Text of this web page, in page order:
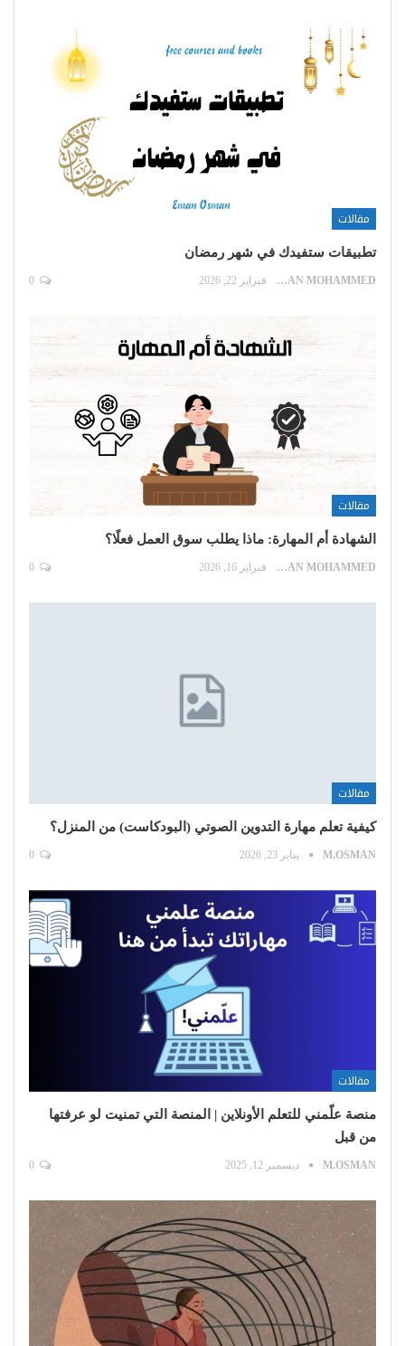
مقالات
تطبيقات ستفيدك في شهر رمضان
EMAN MOHAMMED فبراير 22, 2026
مقالات
الشهادة أم المهارة: ماذا يطلب سوق العمل فعلًا؟
EMAN MOHAMMED فبراير 16, 2026
مقالات
كيفية تعلم مهارة التدوين الصوتي (البودكاست) من المنزل؟
M.OSMAN يناير 23, 2026
مقالات
منصة علّمني للتعلم الأونلاين | المنصة التي تمنيت لو عرفتها
من قبل
M.OSMAN ديسمبر 12, 2025